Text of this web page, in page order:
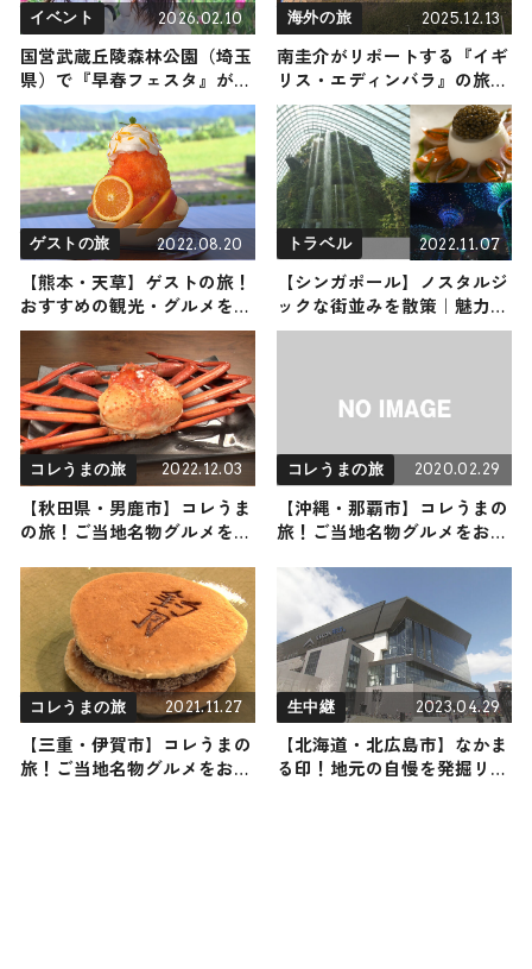
イベント 2026.02.10
国営武蔵丘陵森林公園（埼玉
県）で『早春フェスタ』が開
催されます ♪ ツバキ・ウ
メ・チューリップたちがリレ
ーのように競い咲く姿にちょ
っぴり早い春を感じよう
海外の旅 2025.12.13
南圭介がリポートする『イギ
リス・エディンバラ』の旅！
おすすめ観光スポットやグル
メを紹介 2025年12月13日放送
ゲストの旅 2022.08.20
【熊本・天草】ゲストの旅！
おすすめの観光・グルメをご
紹介
トラベル 2022.11.07
【シンガポール】ノスタルジ
ックな街並みを散策｜魅力満
載のシンガポールの穴場6選
コレうまの旅 2022.12.03
【秋田県・男鹿市】コレうま
の旅！ご当地名物グルメをお
コレうまの旅 2020.02.29
【沖縄・那覇市】コレうまの
旅！ご当地名物グルメをお届
コレうまの旅 2021.11.27
【三重・伊賀市】コレうまの
旅！ご当地名物グルメをお届
生中継 2023.04.29
【北海道・北広島市】なかま
る印！地元の自慢を発掘リポ